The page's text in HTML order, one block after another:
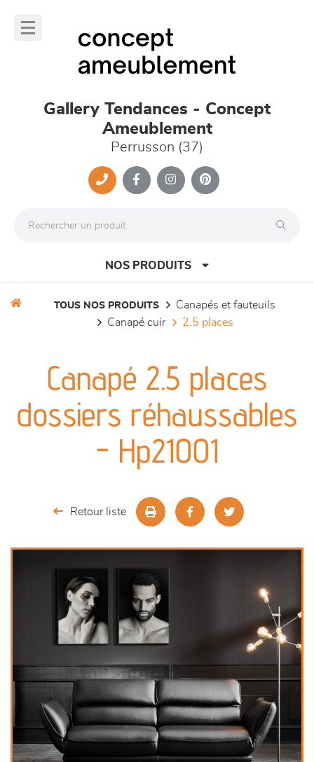
Gallery Tendances - Concept
Ameublement
Perrusson (37)
NOS PRODUITS
séjours
meubles de complément
chambres et dressing
TOUS NOS PRODUITS
canapés et fauteuils
canapé cuir
2.5 places
Canapé 2.5 places
dossiers réhaussables
- Hp21001
Retour liste